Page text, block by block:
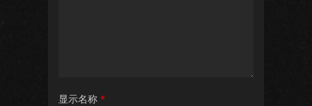
显示名称 *